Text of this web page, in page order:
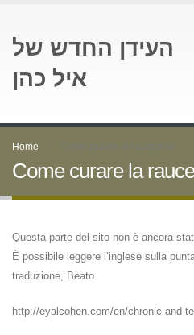
העידן החדש של
איל כהן
Home Come curare la raucedine
Come curare la
Questa parte del sito non è ancora
È possibile leggere l’inglese sulla
traduzione, Beato
http://eyalcohen.com/en/chronic-and-